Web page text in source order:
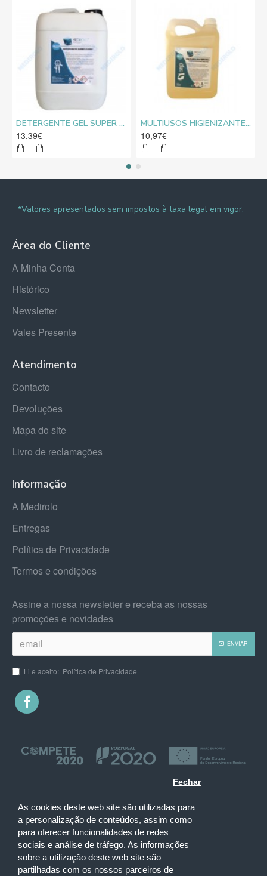
As cookies deste web site são utilizadas para
a personalização de conteúdos, assim como
para oferecer funcionalidades de redes
sociais e análise de tráfego. As informações
sobre a utilização deste web site são
partilhadas com os nossos parceiros de
Fechar
DETERGENTE GEL SUPER CLORO MEDIROLO® 10L
13,39€
MULTIUSOS HIGIENIZANTE DESENGORDURANTE NEUTRO MEDIROLO® 5L
10,97€
*Valores apresentados sem impostos à taxa legal em vigor.
Área do Cliente
A Minha Conta
Histórico
Newsletter
Vales Presente
Atendimento
Contacto
Devoluções
Mapa do site
Livro de reclamações
Informação
A Medirolo
Entregas
Política de Privacidade
Termos e condições
Assine a nossa newsletter e receba as nossas
promoções e novidades
ENVIAR
Li e aceito: Política de Privacidade